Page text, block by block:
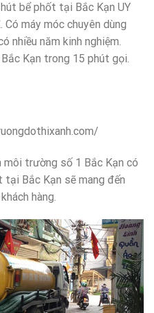
bể phốt tại Bắc Kạn UY
Có máy móc chuyên dùng
nhiều năm kinh nghiệm.
Kạn trong 15 phút gọi.
trường số 1 Bắc Kạn có
Bắc Kạn sẽ mang đến
hàng.